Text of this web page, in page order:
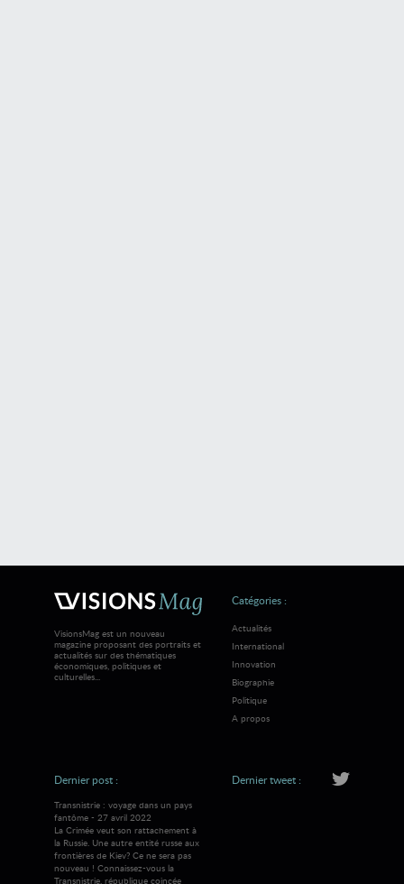
VisionsMag est un nouveau
magazine proposant des portraits et
actualités sur des thématiques
économiques, politiques et
culturelles...
Catégories :
Actualités
International
Innovation
Biographie
Politique
A propos
Dernier post :
Transnistrie : voyage dans un pays
fantôme - 27 avril 2022
La Crimée veut son rattachement à
la Russie. Une autre entité russe aux
frontières de Kiev? Ce ne sera pas
nouveau ! Connaissez-vous la
Transnistrie, république coincée
Dernier tweet :